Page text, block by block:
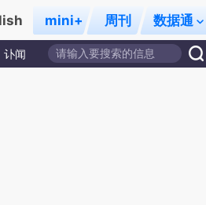
mini+ 周刊 数据通
讣闻